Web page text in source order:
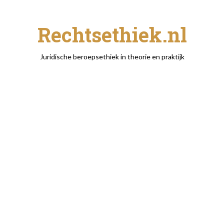
Rechtsethiek.nl
Juridische beroepsethiek in theorie en praktijk